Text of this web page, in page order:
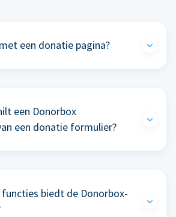
een donatie pagina?
een Donorbox
een donatie formulier?
functies biedt de Donorbox-